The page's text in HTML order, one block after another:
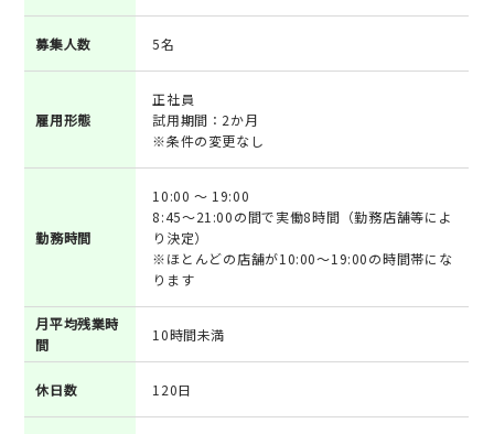
募集人数 5名
雇用形態
正社員
試用期間：2か月
※条件の変更なし
勤務時間
10:00 ～ 19:00
8:45～21:00の間で実働8時間（勤務店舗等によ
り決定）
※ほとんどの店舗が10:00～19:00の時間帯にな
ります
月平均残業時
間
10時間未満
休日数 120日